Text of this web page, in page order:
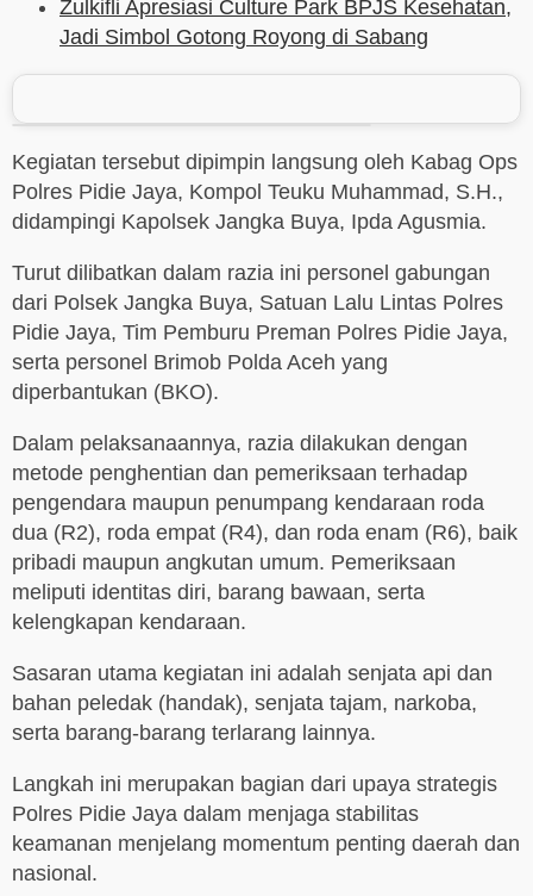
Zulkifli Apresiasi Culture Park BPJS Kesehatan,
Jadi Simbol Gotong Royong di Sabang
Kegiatan tersebut dipimpin langsung oleh Kabag Ops
Polres Pidie Jaya, Kompol Teuku Muhammad, S.H.,
didampingi Kapolsek Jangka Buya, Ipda Agusmia.
Turut dilibatkan dalam razia ini personel gabungan
dari Polsek Jangka Buya, Satuan Lalu Lintas Polres
Pidie Jaya, Tim Pemburu Preman Polres Pidie Jaya,
serta personel Brimob Polda Aceh yang
diperbantukan (BKO).
Dalam pelaksanaannya, razia dilakukan dengan
metode penghentian dan pemeriksaan terhadap
pengendara maupun penumpang kendaraan roda
dua (R2), roda empat (R4), dan roda enam (R6), baik
pribadi maupun angkutan umum. Pemeriksaan
meliputi identitas diri, barang bawaan, serta
kelengkapan kendaraan.
Sasaran utama kegiatan ini adalah senjata api dan
bahan peledak (handak), senjata tajam, narkoba,
serta barang-barang terlarang lainnya.
Langkah ini merupakan bagian dari upaya strategis
Polres Pidie Jaya dalam menjaga stabilitas
keamanan menjelang momentum penting daerah dan
nasional.